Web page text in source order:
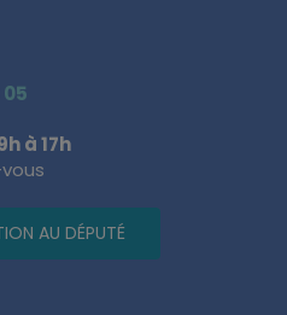
à 17h
AU DÉPUTÉ